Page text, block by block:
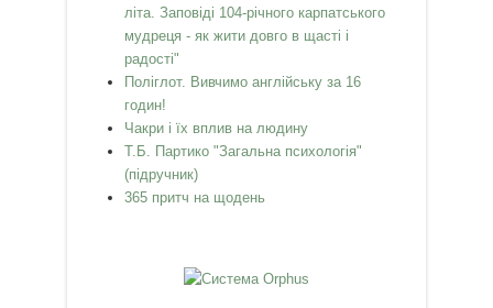
літа. Заповіді 104-річного карпатського
мудреця - як жити довго в щасті і
радості"
Поліглот. Вивчимо англійську за 16
годин!
Чакри і їх вплив на людину
Т.Б. Партико "Загальна психологія"
(підручник)
365 притч на щодень